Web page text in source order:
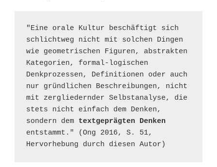
"Eine orale Kultur beschäftigt sich
schlichtweg nicht mit solchen Dingen
wie geometrischen Figuren, abstrakten
Kategorien, formal-logischen
Denkprozessen, Definitionen oder auch
nur gründlichen Beschreibungen, nicht
mit zergliedernder Selbstanalyse, die
stets nicht einfach dem Denken,
sondern dem textgeprägten Denken
entstammt." (Ong 2016, S. 51,
Hervorhebung durch diesen Autor)